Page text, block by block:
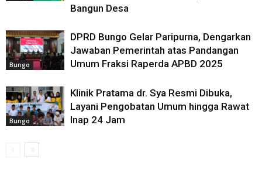
Bangun Desa
Bungo
DPRD Bungo Gelar Paripurna, Dengarkan
Jawaban Pemerintah atas Pandangan
Umum Fraksi Raperda APBD 2025
Bungo
Klinik Pratama dr. Sya Resmi Dibuka,
Layani Pengobatan Umum hingga Rawat
Inap 24 Jam